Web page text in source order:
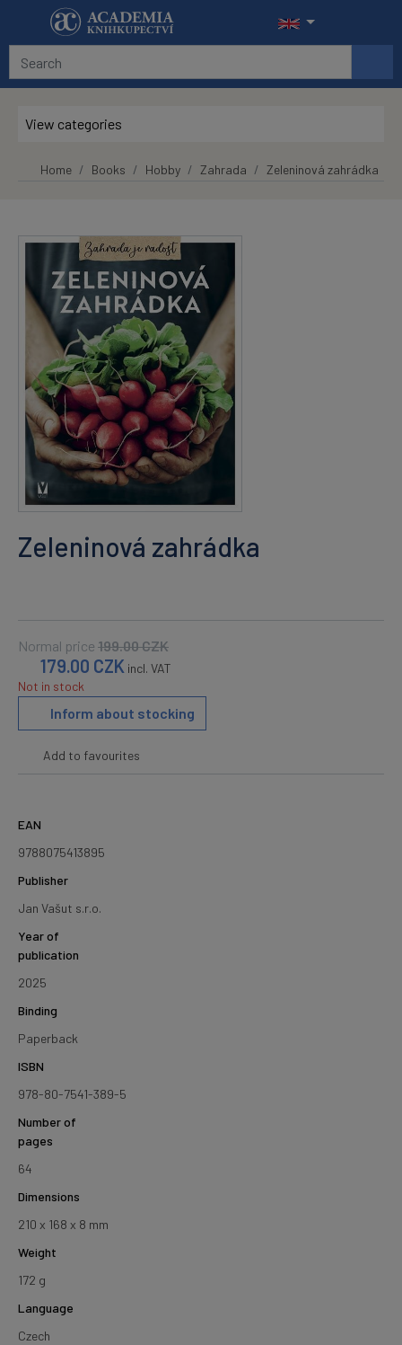
Skip to main content
View categories
Home Books Hobby Zahrada Zeleninová zahrádka
Zeleninová zahrádka
Normal price 199.00CZK
179.00 CZK incl. VAT
Not in stock
Inform about stocking
Add to favourites
EAN
9788075413895
Publisher
Jan Vašut s.r.o.
Year of
publication
2025
Binding
Paperback
ISBN
978-80-7541-389-5
Number of
pages
64
Dimensions
210 x 168 x 8 mm
Weight
172 g
Language
Czech